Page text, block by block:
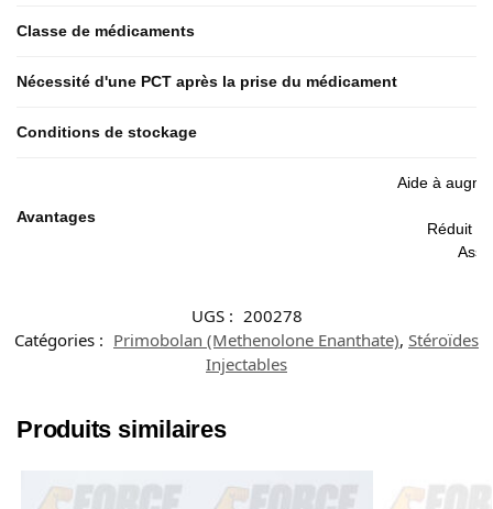
Classe de médicaments
Nécessité d'une PCT après la prise du médicament
Conditions de stockage
Avantages
Aide à
Réduit
UGS : 200278
Catégories : Primobolan (Methenolone Enanthate), Stéroïdes
Injectables
Produits similaires